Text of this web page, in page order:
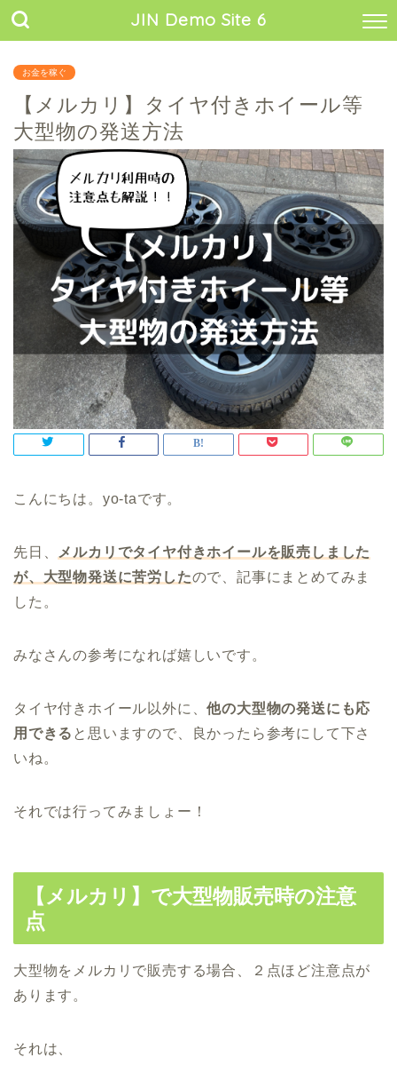
JIN Demo Site 6
お金を稼ぐ
【メルカリ】タイヤ付きホイール等
大型物の発送方法
こんにちは。yo-taです。
先日、
メルカリでタイヤ付きホイールを販売しました
が、大型物発送に苦労したので、記事にまとめてみま
した。
みなさんの参考になれば嬉しいです。
タイヤ付きホイール以外に、他の大型物の発送にも応
用できる と思いますので、良かったら参考にして下さ
いね。
それでは行ってみましょー！
【メルカリ】で大型物販売時の注意
点
大型物をメルカリで販売する場合、２点ほど注意点が
あります。
それは、